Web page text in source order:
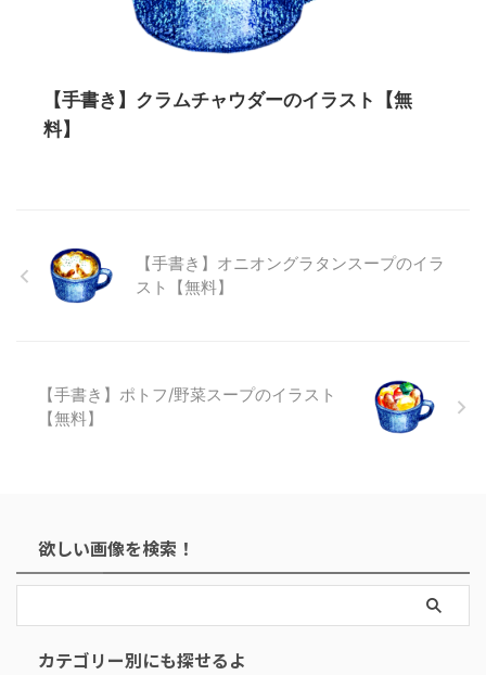
【手書き】クラムチャウダーのイラスト【無
料】
【手書き】オニオングラタンスープのイラ
スト【無料】
【手書き】ポトフ/野菜スープのイラスト
【無料】
欲しい画像を検索！
カテゴリー別にも探せるよ